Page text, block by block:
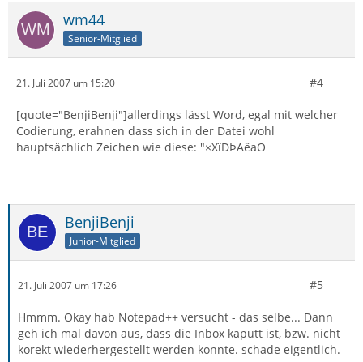
wm44
Senior-Mitglied
21. Juli 2007 um 15:20 #4
[quote="BenjiBenji"]allerdings lässt Word, egal mit welcher
Codierung, erahnen dass sich in der Datei wohl
hauptsächlich Zeichen wie diese: "×XïDÞAêaO
BenjiBenji
Junior-Mitglied
21. Juli 2007 um 17:26 #5
Hmmm. Okay hab Notepad++ versucht - das selbe... Dann
geh ich mal davon aus, dass die Inbox kaputt ist, bzw. nicht
korekt wiederhergestellt werden konnte. schade eigentlich.